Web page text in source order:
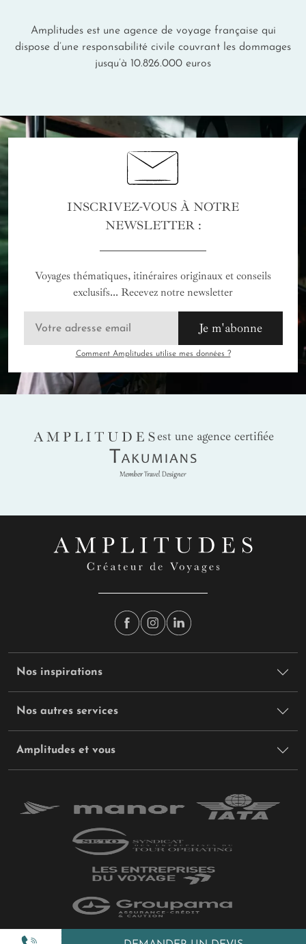
Amplitudes est une agence de voyage française qui
dispose d’une responsabilité civile couvrant les dommages
jusqu’à 10.826.000 euros
INSCRIVEZ-VOUS À NOTRE
NEWSLETTER :
Voyages thématiques, itinéraires originaux et conseils
exclusifs... Recevez notre newsletter
Je m'abonne
Comment Amplitudes utilise mes données ?
AMPLITUDES
est une agence certifiée
Takumians
Nos inspirations
Nos autres services
Amplitudes et vous